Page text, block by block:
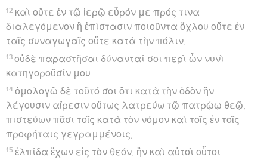
12 καὶ οὔτε ἐν τῷ ἱερῷ εὗρόν με πρός τινα
διαλεγόμενον ἢ ἐπίστασιν ποιοῦντα ὄχλου οὔτε ἐν
ταῖς συναγωγαῖς οὔτε κατὰ τὴν πόλιν,
13 οὐδὲ παραστῆσαι δύνανταί σοι περὶ ὧν νυνὶ
κατηγοροῦσίν μου.
14 ὁμολογῶ δὲ τοῦτό σοι ὅτι κατὰ τὴν ὁδὸν ἣν
λέγουσιν αἵρεσιν οὕτως λατρεύω τῷ πατρῴῳ θεῷ,
πιστεύων πᾶσι τοῖς κατὰ τὸν νόμον καὶ τοῖς ἐν τοῖς
προφήταις γεγραμμένοις,
15 ἐλπίδα ἔχων εἰς τὸν θεόν, ἣν καὶ αὐτοὶ οὗτοι